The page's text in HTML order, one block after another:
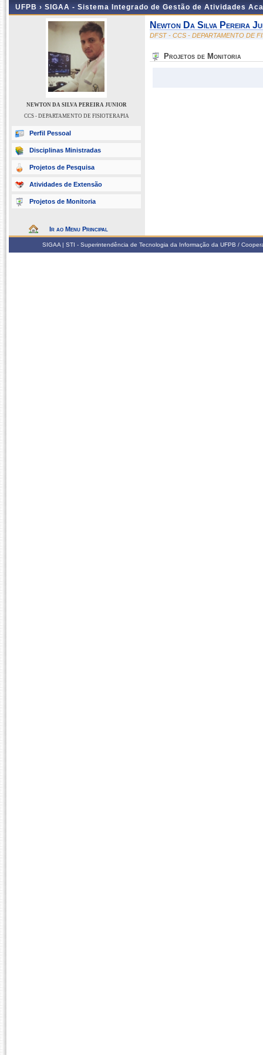
UFPB › SIGAA - Sistema Integrado de Gestão de Atividades
NEWTON DA SILVA PEREIRA JUNIOR
CCS - DEPARTAMENTO DE FISIOTERAPIA
Perfil Pessoal
Disciplinas Ministradas
Projetos de Pesquisa
Atividades de Extensão
Projetos de Monitoria
Ir ao Menu Principal
Newton Da Silva Pereira
DFST - CCS - DEPARTAMENTO DE
Projetos de Monitoria
SIGAA | STI - Superintendência de Tecnologia da Informação da UFPB /